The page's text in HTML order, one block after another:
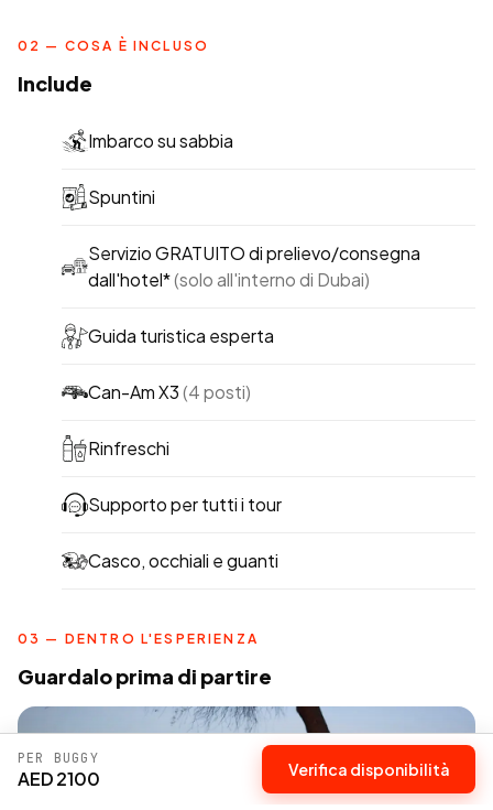
02 — COSA È INCLUSO
Include
Imbarco su sabbia
Spuntini
Servizio GRATUITO di prelievo/consegna
dall'hotel*(solo all'interno di Dubai)
Guida turistica esperta
Can-Am X3(4 posti)
Rinfreschi
Supporto per tutti i tour
Casco, occhiali e guanti
03 — DENTRO L'ESPERIENZA
Guardalo prima di partire
PER BUGGY
AED 2100 Verifica disponibilità